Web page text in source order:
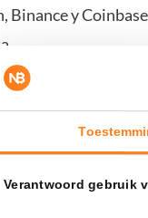
Verantwoord gebruik
Binance y